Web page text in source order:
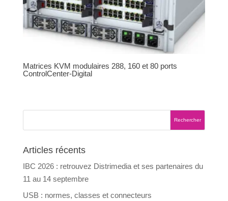
Matrices KVM modulaires 288, 160 et 80 ports
ControlCenter-Digital
Articles récents
IBC 2026 : retrouvez Distrimedia et ses partenaires du
11 au 14 septembre
USB : normes, classes et connecteurs